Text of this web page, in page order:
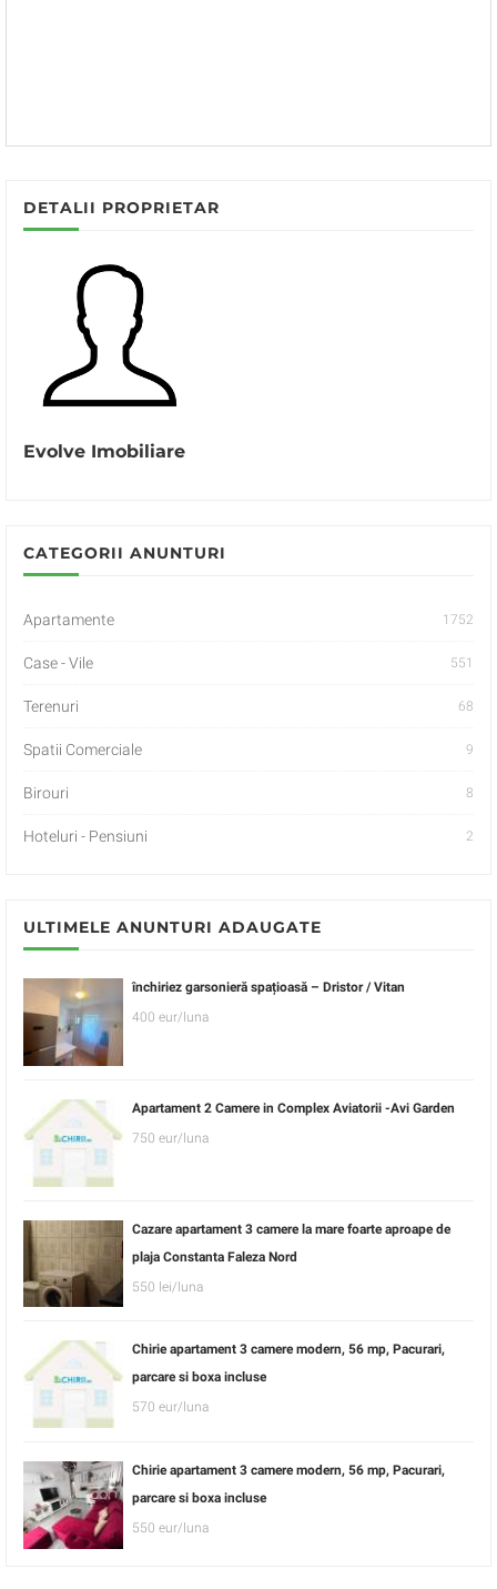
DETALII PROPRIETAR
Evolve Imobiliare
CATEGORII ANUNTURI
Apartamente 1752
Case - Vile 551
Terenuri 68
Spatii Comerciale 9
Birouri 8
Hoteluri - Pensiuni 2
ULTIMELE ANUNTURI ADAUGATE
închiriez garsonieră spațioasă – Dristor / Vitan
400 eur/luna
Apartament 2 Camere in Complex Aviatorii -Avi Garden
750 eur/luna
Cazare apartament 3 camere la mare foarte aproape de
plaja Constanta Faleza Nord
550 lei/luna
Chirie apartament 3 camere modern, 56 mp, Pacurari,
parcare si boxa incluse
570 eur/luna
Chirie apartament 3 camere modern, 56 mp, Pacurari,
parcare si boxa incluse
550 eur/luna